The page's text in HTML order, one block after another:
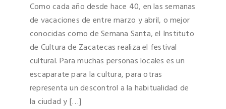
Como cada año desde hace 40, en las semanas
de vacaciones de entre marzo y abril, o mejor
conocidas como de Semana Santa, el Instituto
de Cultura de Zacatecas realiza el festival
cultural. Para muchas personas locales es un
escaparate para la cultura, para otras
representa un descontrol a la habitualidad de
la ciudad y […]